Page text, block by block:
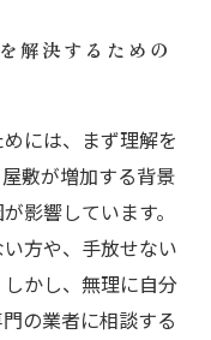
解決するための
には、まず理解を
敷が増加する背景
影響しています。
方や、手放せない
かし、無理に自分
の業者に相談する